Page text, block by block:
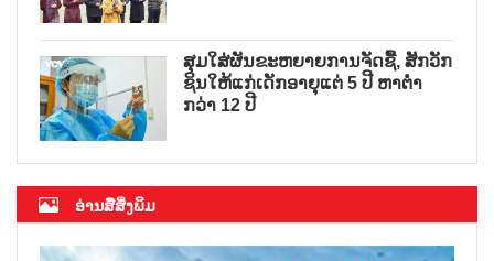
ສຸມໃສ່ຜັນຂະຫຍາຍການຈັດຊື້, ສັກວັກ
ຊິນໃຫ້ແກ່ເດັກອາຍຸແຕ່ 5 ປີ ຫາຕ່ຳ
ກວ່າ 12 ປີ
ອ່ານສື່ສິ່ງພິມ